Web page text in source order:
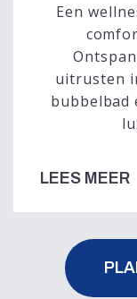
Een
uitrusten
bubbelbad
LEES MEER